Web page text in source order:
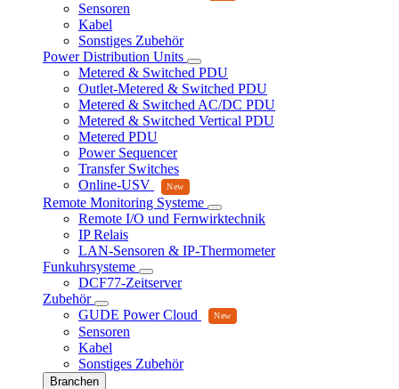
Sensoren
Kabel
Sonstiges Zubehör
Power Distribution Units
Metered & Switched PDU
Outlet-Metered & Switched PDU
Metered & Switched AC/DC PDU
Metered & Switched Vertical PDU
Metered PDU
Power Sequencer
Transfer Switches
Online-USV
Remote Monitoring Systeme
Remote I/O und Fernwirktechnik
IP Relais
LAN-Sensoren & IP-Thermometer
Funkuhrsysteme
DCF77-Zeitserver
Zubehör
GUDE Power Cloud
Sensoren
Kabel
Sonstiges Zubehör
Branchen